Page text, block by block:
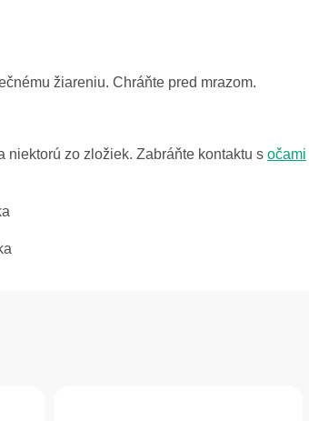
žiareniu. Chráňte pred mrazom.
zo zložiek. Zabráňte kontaktu s očami